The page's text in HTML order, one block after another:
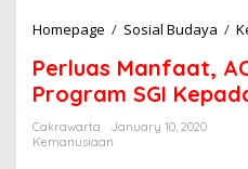
Homepage / Sosial Budaya /
Perluas Manfaat,
Program SGI
Cakrawarta
January 10, 2020
Kemanusiaan